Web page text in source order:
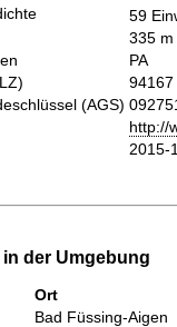
59
335 m
PA
94167
(AGS)
http://
2015-
in der Umgebung
Ort
Bad Füssing-Aigen